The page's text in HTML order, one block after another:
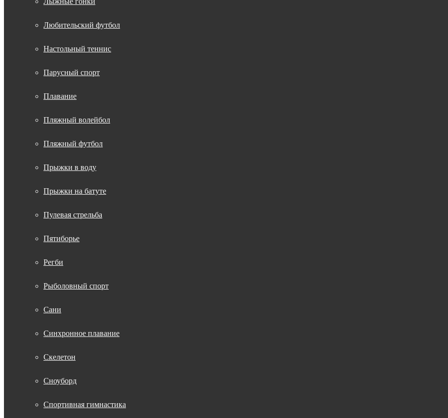
Любительский футбол
Настольный теннис
Парусный спорт
Плавание
Пляжный волейбол
Пляжный футбол
Прыжки в воду
Прыжки на батуте
Пулевая стрельба
Пятиборье
Регби
Рыболовный спорт
Сани
Синхронное плавание
Скелетон
Сноуборд
Спортивная гимнастика